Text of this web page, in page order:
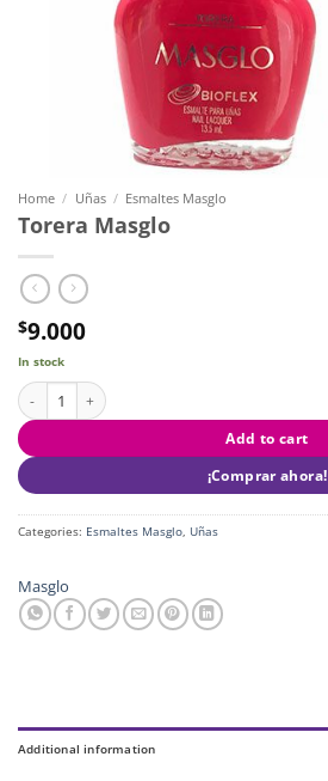
Home / Uñas / Esmaltes Masglo
Torera Masglo
$9.000
In stock
Torera Masglo quantity
Add to cart
¡Comprar ahora!
Categories: Esmaltes Masglo, Uñas
Masglo
Additional information